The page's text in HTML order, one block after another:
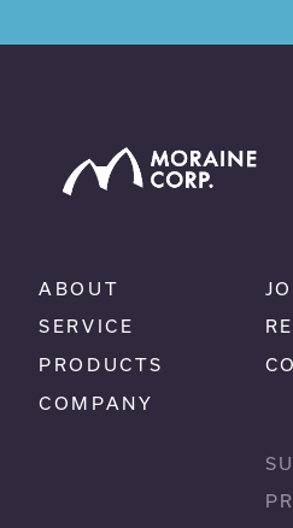
ABOUT
SERVICE
PRODUCTS
COMPANY